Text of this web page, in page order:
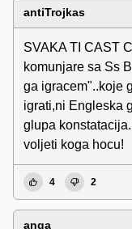
antiTrojkas
SVAKA TI CAST
komunjare sa Ss
ga igracem"..koje
igrati,ni Engleska
glupa
voljeti koga hocu!
4 2
anga